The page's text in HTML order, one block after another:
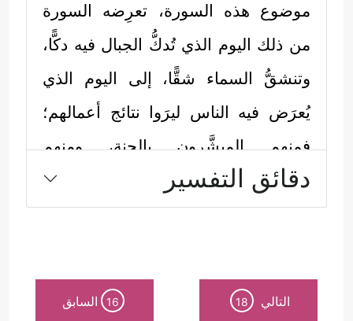
موضوع هذه السورة، تعرِضه السورة
من ذلك اليوم الذي تُدكُّ الجبال فيه دكًّا،
وتنشقُّ السماء شقًّا، إلى اليوم الذي
يُعرَض فيه الناس ليرَوا نتائج أعمالهم؛
فمنهم المبشَّرون بالجنة، ومنهم
المعذَّبون بالنار، ويتخلَّل هذه المشاهد
تذكيرٌ بالهلاك الدنيوي الذي أصابَ الأممَ
لنزول السورة وهم أهل مكّة، وكما يأتي:
أولًا: تستهِلُّ السورةُ بالتذكير بذلك اليوم
دقائق التفسير
التالي 18
16 السابق